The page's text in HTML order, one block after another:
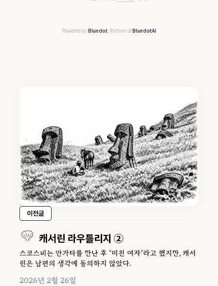
Powered byBluedot, Partner ofBluedotAI
이전글
캐서린 라우틀리지 ②
스코스비는 안가타를 만난 후 "미친 여자"라고 했지만, 캐서
린은 남편의 생각에 동의하지 않았다.
2026년 2월 26일